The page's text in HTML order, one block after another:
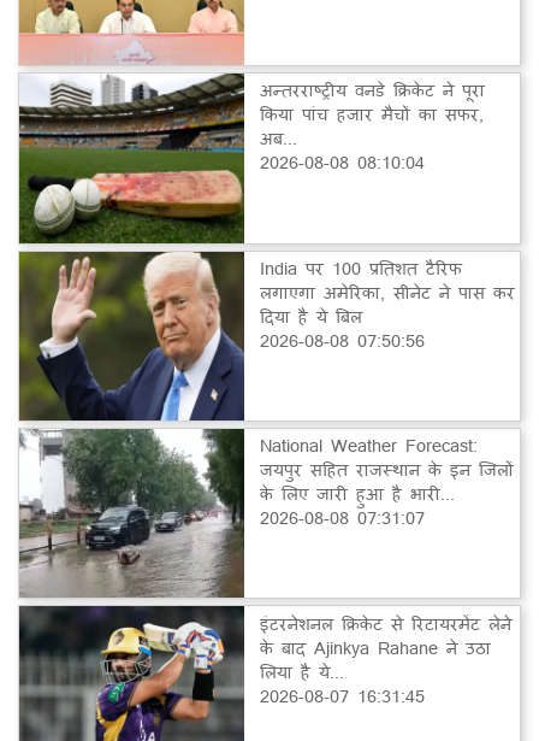
अन्तरराष्ट्रीय वनडे क्रिकेट ने पूरा
किया पांच हजार मैचों का सफर,
अब...
2026-08-08 08:10:04
India पर 100 प्रतिशत टैरिफ
लगाएगा अमेरिका, सीनेट ने पास कर
दिया है ये बिल
2026-08-08 07:50:56
National Weather Forecast:
जयपुर सहित राजस्थान के इन जिलों
के लिए जारी हुआ है भारी...
2026-08-08 07:31:07
इंटरनेशनल क्रिकेट से रिटायरमेंट लेने
के बाद Ajinkya Rahane ने उठा
लिया है ये...
2026-08-07 16:31:45